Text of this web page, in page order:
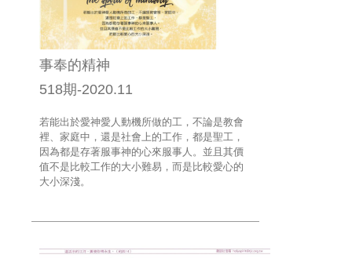
事奉的精神
518期-2020.11
若能出於愛神愛人動機所做的工，不論是教會
裡、家庭中，還是社會上的工作，都是聖工，
因為都是存著服事神的心來服事人。並且其價
值不是比較工作的大小難易，而是比較愛心的
大小深淺。